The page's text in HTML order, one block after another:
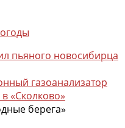
пьяного новосибирца
газоанализатор
«Сколково»
берега»